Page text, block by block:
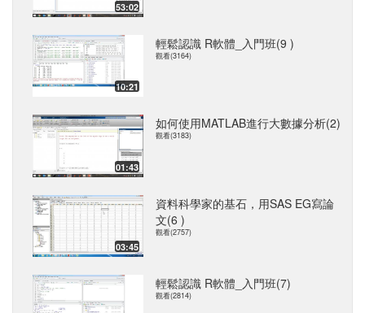
53:02
10:21
輕鬆認識 R軟體_入門班(9 )
觀看(3164)
01:43
如何使用MATLAB進行大數據分析(2)
觀看(3183)
03:45
資料科學家的基石，用SAS EG寫論
文(6 )
觀看(2757)
輕鬆認識 R軟體_入門班(7)
觀看(2814)